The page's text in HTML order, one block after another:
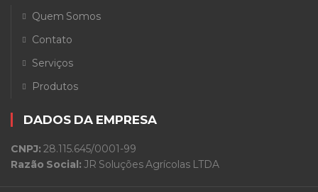
Quem Somos
Contato
Serviços
Produtos
DADOS DA EMPRESA
CNPJ: 28.115.645/0001-99
Razão Social: JR Soluções Agrícolas LTDA